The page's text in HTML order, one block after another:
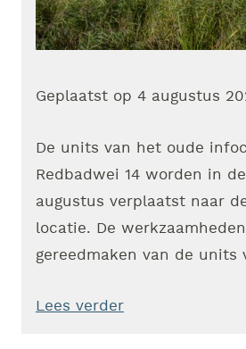
Geplaatst op 4 augustus
De units van het oude
Redbadwei 14 worden in
augustus verplaatst naar
locatie. De
gereedmaken van de units
Lees verder